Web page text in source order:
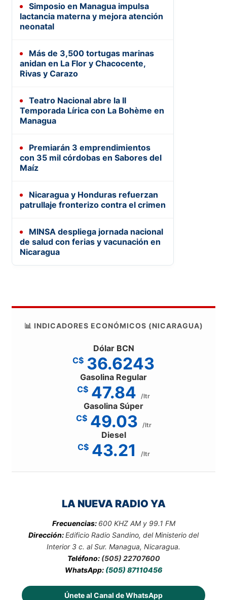
Simposio en Managua impulsa
lactancia materna y mejora atención
neonatal
Más de 3,500 tortugas marinas
anidan en La Flor y Chacocente,
Rivas y Carazo
Teatro Nacional abre la II
Temporada Lírica con La Bohème en
Managua
Premiarán 3 emprendimientos
con 35 mil córdobas en Sabores del
Maíz
Nicaragua y Honduras refuerzan
patrullaje fronterizo contra el crimen
MINSA despliega jornada nacional
de salud con ferias y vacunación en
Nicaragua
📊 INDICADORES ECONÓMICOS (NICARAGUA)
Dólar BCN
C$ 36.6243
Gasolina Regular
C$ 47.84 /ltr
Gasolina Súper
C$ 49.03 /ltr
Diesel
C$ 43.21 /ltr
LA NUEVA RADIO YA
Frecuencias: 600 KHZ AM y 99.1 FM
Dirección:Edificio Radio Sandino, del Ministerio del
Interior 3 c. al Sur. Managua, Nicaragua.
Teléfono: (505) 22707600
WhatsApp: (505) 87110456
Únete al Canal de WhatsApp